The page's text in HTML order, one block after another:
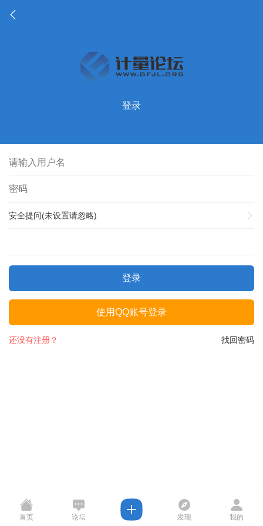
登录
安全提问(未设置请忽略)
登录
使用QQ账号登录
找回密码
还没有注册？
首页 论坛 发现 我的